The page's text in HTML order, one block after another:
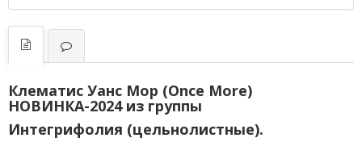
Клематис Уанс Мор (Once More)
НОВИНКА-2024 из группы
Интегрифолия (цельнолистные).